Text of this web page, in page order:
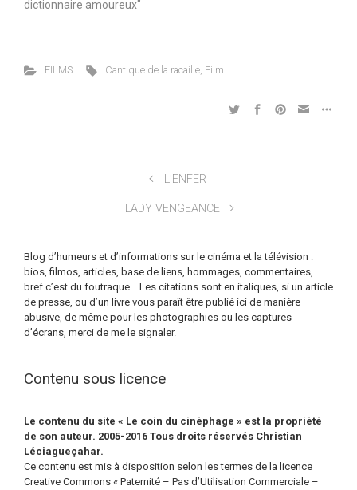
dictionnaire amoureux"
FILMS Cantique de la racaille, Film
L’ENFER
LADY VENGEANCE
Blog d’humeurs et d’informations sur le cinéma et la télévision :
bios, filmos, articles, base de liens, hommages, commentaires,
bref c’est du foutraque… Les citations sont en italiques, si un article
de presse, ou d’un livre vous paraît être publié ici de manière
abusive, de même pour les photographies ou les captures
d’écrans, merci de me le signaler.
Contenu sous licence
Le contenu du site « Le coin du cinéphage » est la propriété
de son auteur. 2005-2016 Tous droits réservés Christian
Léciagueçahar.
Ce contenu est mis à disposition selon les termes de la licence
Creative Commons « Paternité – Pas d’Utilisation Commerciale –